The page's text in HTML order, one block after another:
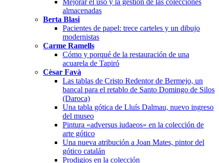
Mejorar el uso y la gestión de las colecciones
almacenadas
Berta Blasi
Pacientes de papel: trece carteles y un dibujo
modernistas
Carme Ramells
Cómo y porqué de la restauración de una
acuarela de Tapiró
Cèsar Favà
Las tablas de Cristo Redentor de Bermejo, un
bancal para el retablo de Santo Domingo de Silos
(Daroca)
Una tabla gótica de Lluís Dalmau, nuevo ingreso
del museo
Pintura «adversus iudaeos» en la colección de
arte gótico
Una nueva atribución a Joan Mates, pintor del
gótico catalán
Prodigios en la colección